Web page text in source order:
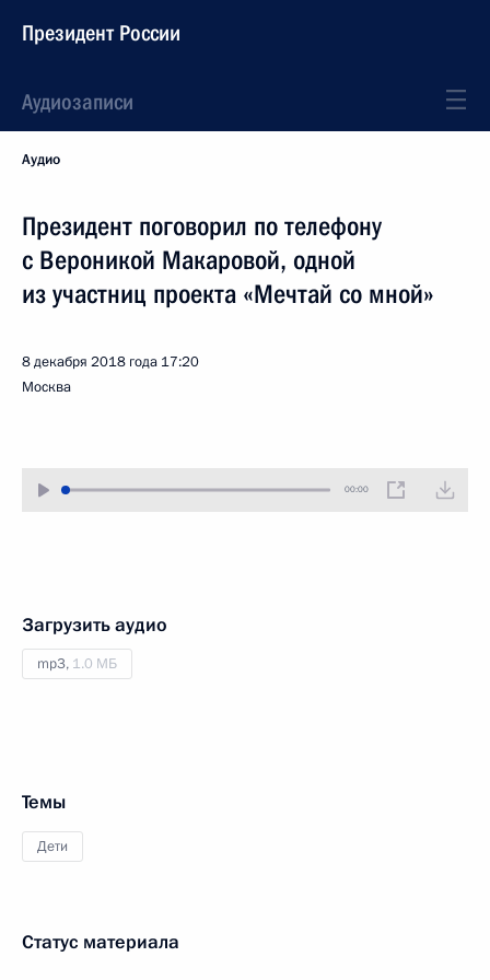
Президент России
Аудиозаписи
Аудио
Президент поговорил по телефону
с Вероникой Макаровой, одной
из участниц проекта «Мечтай со мной»
8 декабря 2018 года 17:20
Москва
00:00
Загрузить аудио
mp3, 1.0 МБ
Темы
Дети
Статус материала